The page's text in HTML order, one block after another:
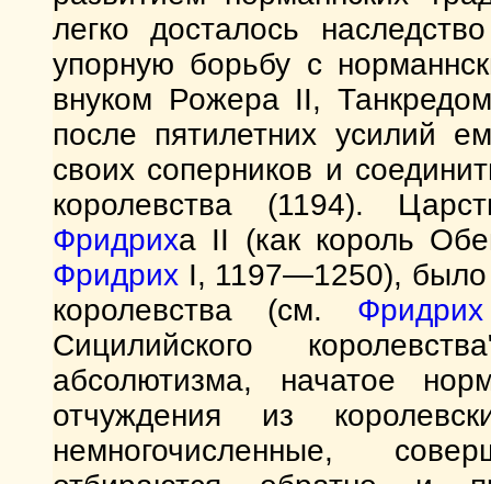
легко досталось
упорную борьбу с
внуком Рожера II,
после пятилетних усилий
своих соперников и
королевства (1194).
Фридриха II (как король
Фридрих I, 1197—1250), было
королевства (см.
Сицилийского
абсолютизма, начатое
отчуждения из
немногочисленные,